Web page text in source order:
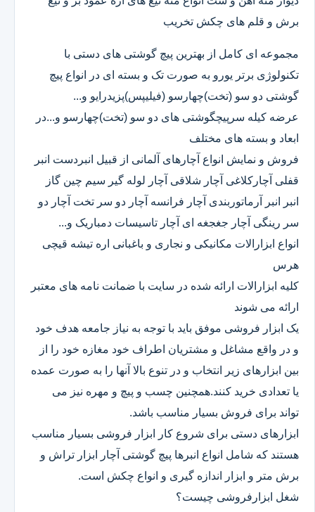
برش و قلم های چکش تخریب
مجموعه ای کامل از بهترین پیچ گوشتی های دستی با
تکنولوژی برتر یورو به صورت تک و بسته ای در انواع پیچ
گوشتی دو سو (تخت)چهارسو (فیلیپس)پزیدرایو و...
عرضه کیله سرپیچگوشتی های دو سو (تخت)چهارسو و...در
ابعاد و بسته های مختلف
فروش و نمایش انواع آچارهای آلمانی از قبیل انبردست انبر
قفلی آچارکلاغی آچار شلاقی آچار لوله گیر سیم چین گاز
انبر انبر آرماتوربندی آچار فرانسه آچار دو سر تخت آچار دو
سر رینگی آچار جغجغه ای آچار تاسیسات دمباریک و...
انواع ابزارالات مکانیکی و نجاری و باغبانی اره تیشه قیچی
هرس
کلیه ابزارالات ارائه شده در سایت با ضمانت نامه های معتبر
ارائه می شوند
یک ابزار فروشی موفق باید با توجه به نیاز جامعه هدف خود
و در واقع مشاغل و مشتریان اطراف خود مغازه خود را از
بین ابزارهای زیر انتخاب و در تنوع بالا آنها را به صورت عمده
یا تعدادی خرید کنند.همچنین چسب و پیچ و مهره نیز می
تواند برای فروش بسیار مناسب باشد.
ابزارهای دستی برای شروع کار ابزار فروشی بسیار مناسب
هستند که شامل انواع انبرها پیچ گوشتی آچار ابزار تراش و
برش متر و ابزار اندازه گیری و انواع چکش است.
شغل ابزارفروشی چیست؟